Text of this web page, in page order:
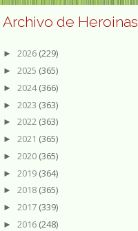
Archivo de Heroinas
► 2026 (229)
► 2025 (365)
► 2024(366)
► 2023 (363)
► 2022 (363)
► 2021 (365)
► 2020 (365)
► 2019 (364)
► 2018 (365)
► 2017 (339)
► 2016 (248)